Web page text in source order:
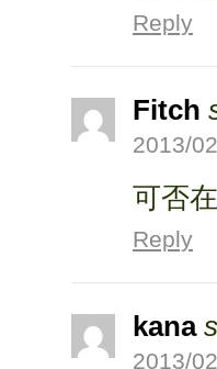
Reply
Fitch
2013/
可否
Reply
kana
2013/